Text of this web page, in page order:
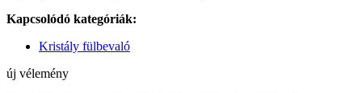
Kapcsolódó kategóriák:
Kristály fülbevaló
új vélemény